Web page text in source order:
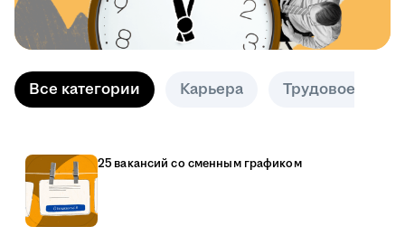
Все категории Карьера Трудовое право
25 вакансий со сменным графиком